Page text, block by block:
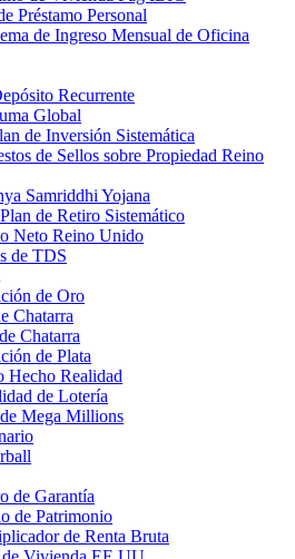
Préstamo Personal
de Ingreso Mensual de Oficina
Recurrente
Global
de Inversión Sistemática
de Sellos sobre Propiedad Reino
Samriddhi Yojana
de Retiro Sistemático
Neto Reino Unido
de TDS
de Oro
Chatarra
Chatarra
de Plata
Hecho Realidad
de Lotería
Mega Millions
de Garantía
de Patrimonio
de Renta Bruta